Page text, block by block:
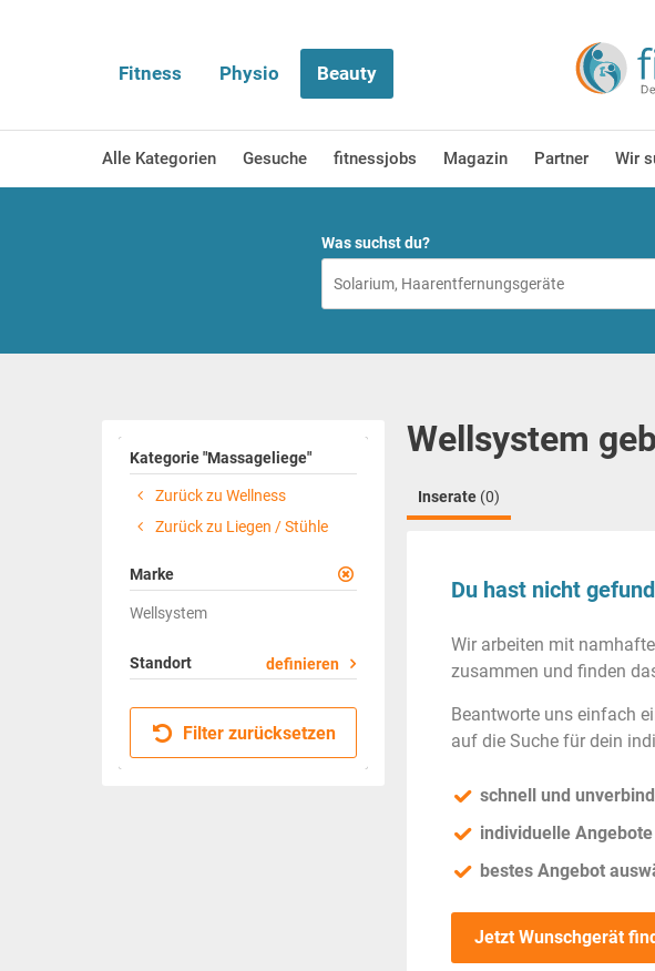
Fitness Physio Beauty
Alle Kategorien Gesuche fitnessjobs Magazin Partner Wir
Was suchst du?
Kategorie "Massageliege"
Zurück zu Wellness
Zurück zu Liegen / Stühle
Marke
Wellsystem
Standort definieren
Filter zurücksetzen
Wellsystem
Inserate (0)
Du hast nicht
Wir arbeiten mit
zusammen und finden
Beantworte uns einfach
auf die Suche für dein
schnell und
individuelle Angebote
bestes Angebot
Jetzt Wunschgerät